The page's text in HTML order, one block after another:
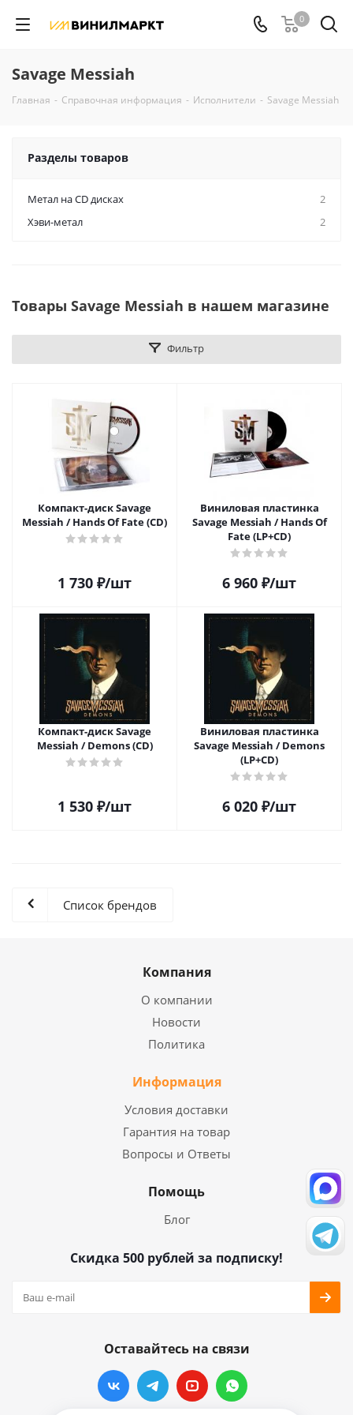
0
Savage Messiah
Главная - Справочная информация - Исполнители - Savage Messiah
Разделы товаров
Метал на CD дисках
2
Хэви-метал
2
Товары Savage Messiah в нашем магазине
Фильтр
Компакт-диск Savage
Messiah / Hands Of Fate (CD)
1 730 ₽/шт
Виниловая пластинка
Savage Messiah / Hands Of
Fate (LP+CD)
6 960 ₽/шт
Компакт-диск Savage
Messiah / Demons (CD)
1 530 ₽/шт
Виниловая пластинка
Savage Messiah / Demons
(LP+CD)
6 020 ₽/шт
Список брендов
Компания
О компании
Новости
Политика
Информация
Условия доставки
Гарантия на товар
Вопросы и Ответы
Помощь
Блог
Скидка 500 рублей за подписку!
Оставайтесь на связи